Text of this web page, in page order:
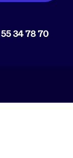
55 34 78 70